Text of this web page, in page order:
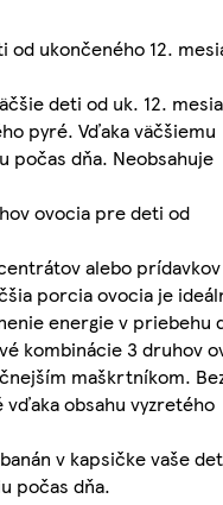
ukončeného 12.
deti od uk. 12.
pyré. Vďaka väčšiemu
počas dňa. Neobsahuje
ovocia pre deti od
alebo prídavkov
porcia ovocia je
energie v priebehu
kombinácie 3 druhov
maškrtníkom.
obsahu vyzretého
v kapsičke vaše
počas dňa.